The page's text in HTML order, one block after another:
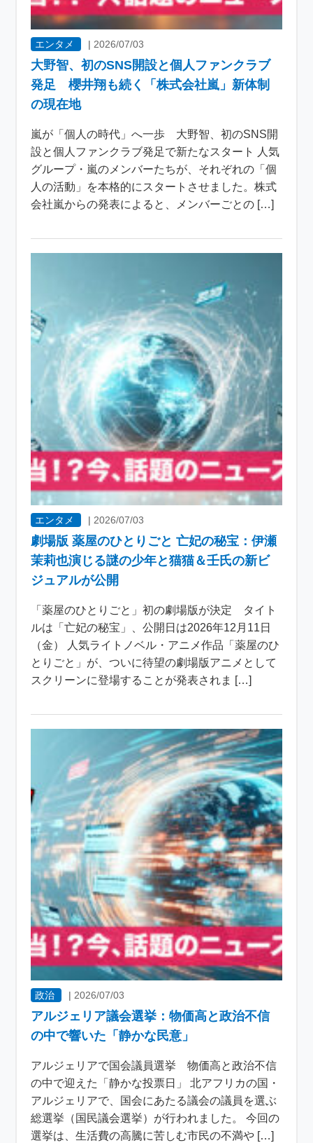
エンタメ |2026/07/03
大野智、初のSNS開設と個人ファンクラブ
発足 櫻井翔も続く「株式会社嵐」新体制
の現在地
嵐が「個人の時代」へ一歩 大野智、初のSNS開
設と個人ファンクラブ発足で新たなスタート 人気
グループ・嵐のメンバーたちが、それぞれの「個
人の活動」を本格的にスタートさせました。株式
会社嵐からの発表によると、メンバーごとの […]
エンタメ | 2026/07/03
劇場版 薬屋のひとりごと 亡妃の秘宝：伊瀬
茉莉也演じる謎の少年と猫猫＆壬氏の新ビ
ジュアルが公開
「薬屋のひとりごと」初の劇場版が決定 タイト
ルは「亡妃の秘宝」、公開日は2026年12月11日
（金） 人気ライトノベル・アニメ作品「薬屋のひ
とりごと」が、ついに待望の劇場版アニメとして
スクリーンに登場することが発表されま […]
政治 | 2026/07/03
アルジェリア議会選挙：物価高と政治不信
の中で響いた「静かな民意」
アルジェリアで国会議員選挙 物価高と政治不信
の中で迎えた「静かな投票日」 北アフリカの国・
アルジェリアで、国会にあたる議会の議員を選ぶ
総選挙（国民議会選挙）が行われました。 今回の
選挙は、生活費の高騰に苦しむ市民の不満や […]